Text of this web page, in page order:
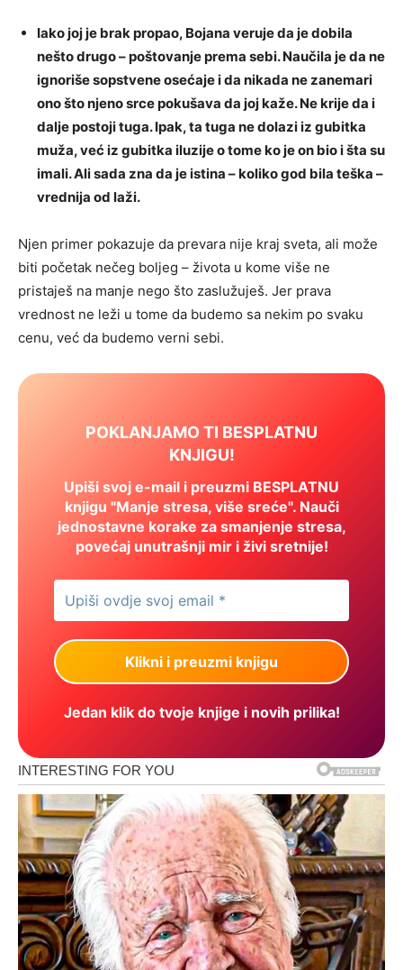
Iako joj je brak propao, Bojana veruje da je dobila
nešto drugo – poštovanje prema sebi. Naučila je da ne
ignoriše sopstvene osećaje i da nikada ne zanemari
ono što njeno srce pokušava da joj kaže. Ne krije da i
dalje postoji tuga. Ipak, ta tuga ne dolazi iz gubitka
muža, već iz gubitka iluzije o tome ko je on bio i šta su
imali. Ali sada zna da je istina – koliko god bila teška –
vrednija od laži.
Njen primer pokazuje da prevara nije kraj sveta, ali može
biti početak nečeg boljeg – života u kome više ne
pristaješ na manje nego što zaslužuješ. Jer prava
vrednost ne leži u tome da budemo sa nekim po svaku
cenu, već da budemo verni sebi.
POKLANJAMO TI BESPLATNU
KNJIGU!
Upiši svoj e-mail i preuzmi BESPLATNU
knjigu "Manje stresa, više sreće". Nauči
jednostavne korake za smanjenje stresa,
povećaj unutrašnji mir i živi sretnije!
Jedan klik do tvoje knjige i novih prilika!